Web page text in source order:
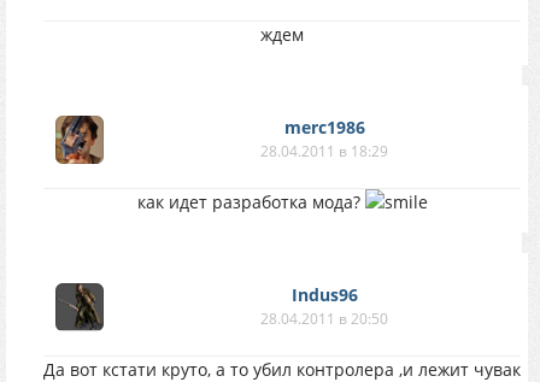
ждем
merc1986
28.04.2011 в 18:29
как идет разработка мода?
Indus96
28.04.2011 в 20:50
Да вот кстати круто, а то убил контролера ,и лежит чувак